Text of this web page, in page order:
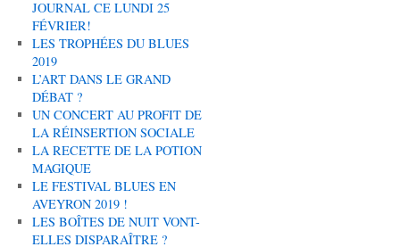
JOURNAL CE LUNDI 25
FÉVRIER!
LES TROPHÉES DU BLUES
2019
L’ART DANS LE GRAND
DÉBAT ?
UN CONCERT AU PROFIT DE
LA RÉINSERTION SOCIALE
LA RECETTE DE LA POTION
MAGIQUE
LE FESTIVAL BLUES EN
AVEYRON 2019 !
LES BOÎTES DE NUIT VONT-
ELLES DISPARAÎTRE ?